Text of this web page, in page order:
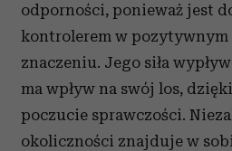
odporności, ponieważ jest
kontrolerem w pozytywnym
znaczeniu. Jego siła
ma wpływ na swój los,
poczucie sprawczości.
okoliczności znajduje w